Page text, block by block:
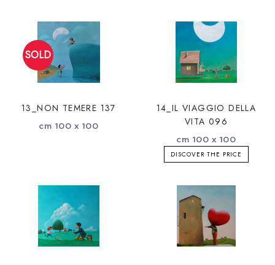
13_NON TEMERE 137
cm 100 x 100
14_IL VIAGGIO DELLA
VITA 096
cm 100 x 100
DISCOVER THE PRICE